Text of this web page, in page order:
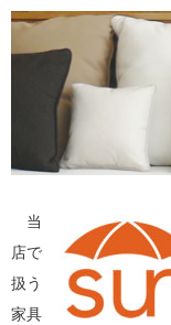
当
店で
扱う
家具